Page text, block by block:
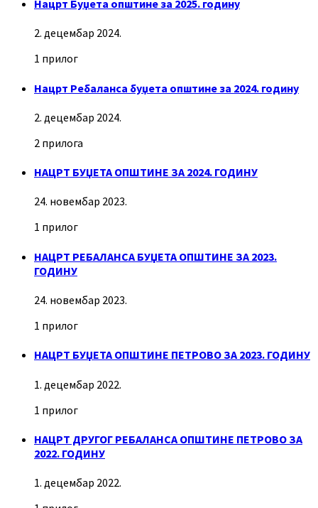
Нацрт Буџета општине за 2025. годину
2. децембар 2024.
1 прилог
Нацрт Ребаланса буџета општине за 2024. годину
2. децембар 2024.
2 прилога
НАЦРТ БУЏЕТА ОПШТИНЕ ЗА 2024. ГОДИНУ
24. новембар 2023.
1 прилог
НАЦРТ РЕБАЛАНСА БУЏЕТА ОПШТИНЕ ЗА 2023.
ГОДИНУ
24. новембар 2023.
1 прилог
НАЦРТ БУЏЕТА ОПШТИНЕ ПЕТРОВО ЗА 2023. ГОДИНУ
1. децембар 2022.
1 прилог
НАЦРТ ДРУГОГ РЕБАЛАНСА ОПШТИНЕ ПЕТРОВО ЗА
2022. ГОДИНУ
1. децембар 2022.